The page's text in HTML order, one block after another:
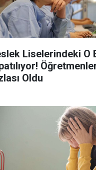
Liselerindeki O
Oldu